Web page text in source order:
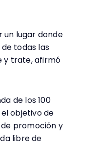
un lugar donde
todas las
y trate, afirmó
de los 100
objetivo de
promoción y
libre de